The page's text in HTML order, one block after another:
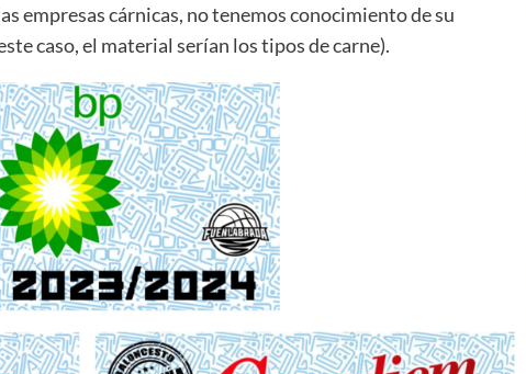
empresas cárnicas, no tenemos conocimiento de su
caso, el material serían los tipos de carne).